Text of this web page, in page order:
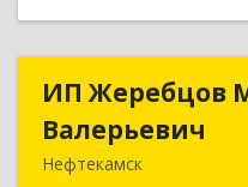
ИП Жеребцов
Валерьевич
Нефтекамск
ИП